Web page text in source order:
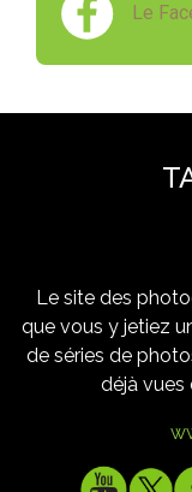
Le
Le site des
que vous y jetiez
de séries de
déjà vues